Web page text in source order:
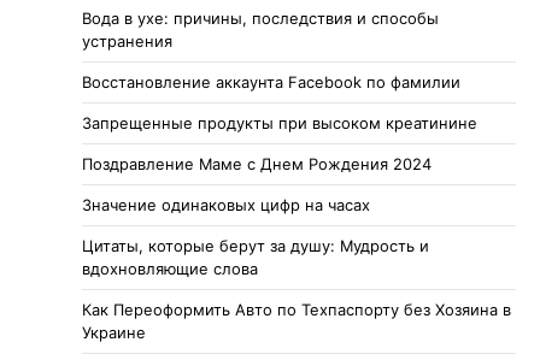
Вода в ухе: причины, последствия и способы
устранения
Восстановление аккаунта Facebook по фамилии
Запрещенные продукты при высоком креатинине
Поздравление Маме с Днем Рождения 2024
Значение одинаковых цифр на часах
Цитаты, которые берут за душу: Мудрость и
вдохновляющие слова
Как Переоформить Авто по Техпаспорту без Хозяина в
Украине